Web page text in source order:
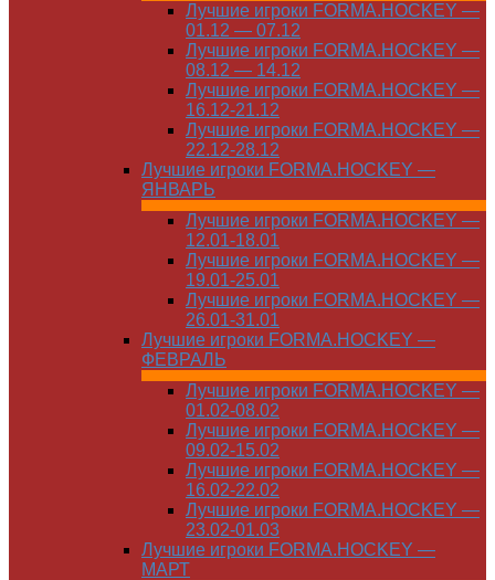
Лучшие игроки FORMA.HOCKEY —
01.12 — 07.12
Лучшие игроки FORMA.HOCKEY —
08.12 — 14.12
Лучшие игроки FORMA.HOCKEY —
16.12-21.12
Лучшие игроки FORMA.HOCKEY —
22.12-28.12
Лучшие игроки FORMA.HOCKEY —
ЯНВАРЬ
Лучшие игроки FORMA.HOCKEY —
12.01-18.01
Лучшие игроки FORMA.HOCKEY —
19.01-25.01
Лучшие игроки FORMA.HOCKEY —
26.01-31.01
Лучшие игроки FORMA.HOCKEY —
ФЕВРАЛЬ
Лучшие игроки FORMA.HOCKEY —
01.02-08.02
Лучшие игроки FORMA.HOCKEY —
09.02-15.02
Лучшие игроки FORMA.HOCKEY —
16.02-22.02
Лучшие игроки FORMA.HOCKEY —
23.02-01.03
Лучшие игроки FORMA.HOCKEY —
МАРТ